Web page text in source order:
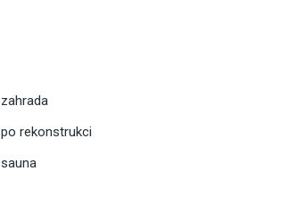
zahrada
po rekonstrukci
sauna